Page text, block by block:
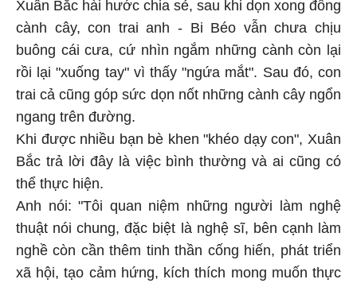
Xuân Bắc hài hước chia sẻ, sau khi dọn xong đống
cành cây, con trai anh - Bi Béo vẫn chưa chịu
buông cái cưa, cứ nhìn ngắm những cành còn lại
rồi lại "xuống tay" vì thấy "ngứa mắt". Sau đó, con
trai cả cũng góp sức dọn nốt những cành cây ngổn
ngang trên đường.
Khi được nhiều bạn bè khen "khéo dạy con", Xuân
Bắc trả lời đây là việc bình thường và ai cũng có
thể thực hiện.
Anh nói: "Tôi quan niệm những người làm nghệ
thuật nói chung, đặc biệt là nghệ sĩ, bên cạnh làm
nghề còn cần thêm tinh thần cống hiến, phát triển
xã hội, tạo cảm hứng, kích thích mong muốn thực